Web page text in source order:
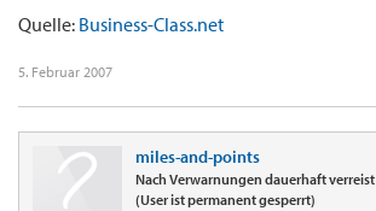
Quelle: Business-Class.net
5. Februar 2007
miles-and-points
Nach Verwarnungen dauerhaft verreist
(User ist permanent gesperrt)